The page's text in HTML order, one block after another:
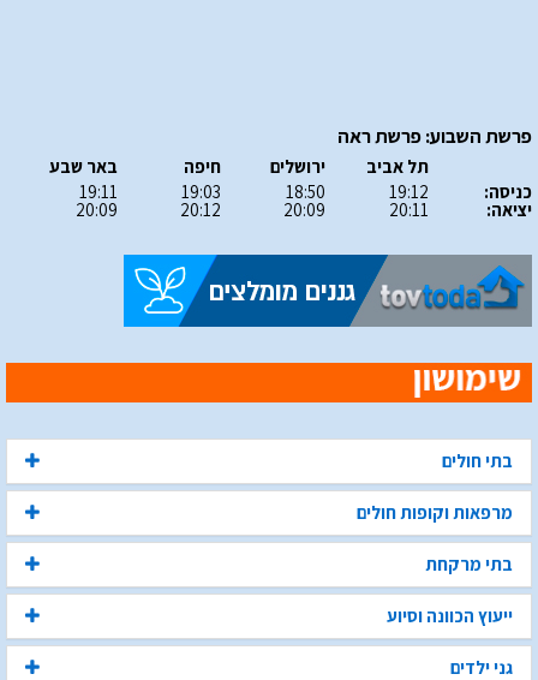
פרשת השבוע: פרשת ראה
כניסה:
יציאה:
תל אביב
19:12
20:11
ירושלים
18:50
20:09
חיפה
19:03
20:12
באר שבע
19:11
20:09
בתי חולים
מרפאות וקופות חולים
בתי מרקחת
ייעוץ הכוונה וסיוע
גני ילדים